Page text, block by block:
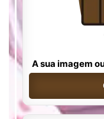
A sua imagem